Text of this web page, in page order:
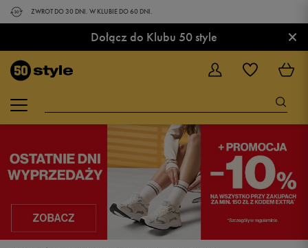
ZWROT DO 30 DNI. W KLUBIE DO 60 DNI.
Dołącz do Klubu 50 style ×